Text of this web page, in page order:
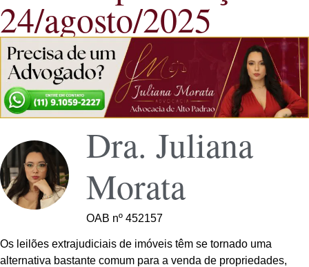
24/agosto/2025
Dra. Juliana
Morata
OAB nº 452157
Os leilões extrajudiciais de imóveis têm se tornado uma
alternativa bastante comum para a venda de propriedades,